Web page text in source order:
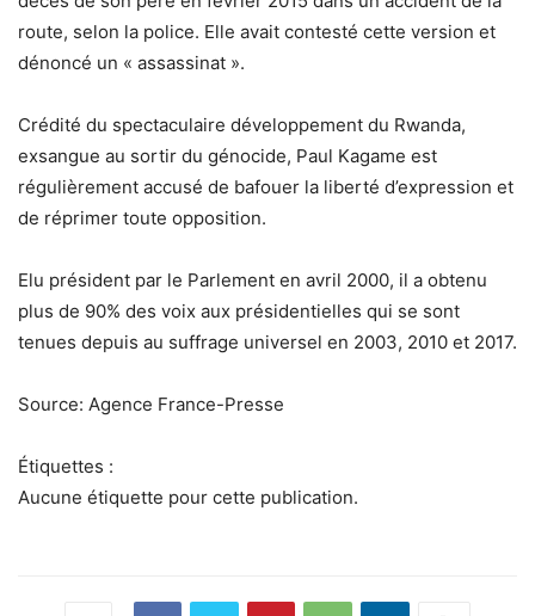
route, selon la police. Elle avait contesté cette version et
dénoncé un « assassinat ».
Crédité du spectaculaire développement du Rwanda,
exsangue au sortir du génocide, Paul Kagame est
régulièrement accusé de bafouer la liberté d’expression et
de réprimer toute opposition.
Elu président par le Parlement en avril 2000, il a obtenu
plus de 90% des voix aux présidentielles qui se sont
tenues depuis au suffrage universel en 2003, 2010 et 2017.
Source: Agence France-Presse
Étiquettes :
Aucune étiquette pour cette publication.